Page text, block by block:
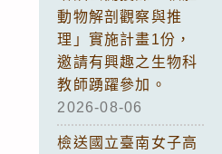
動物解剖觀察與推
理」實施計畫1份，
邀請有興趣之生物科
教師踴躍參加。
2026-08-06
檢送國立臺南女子高